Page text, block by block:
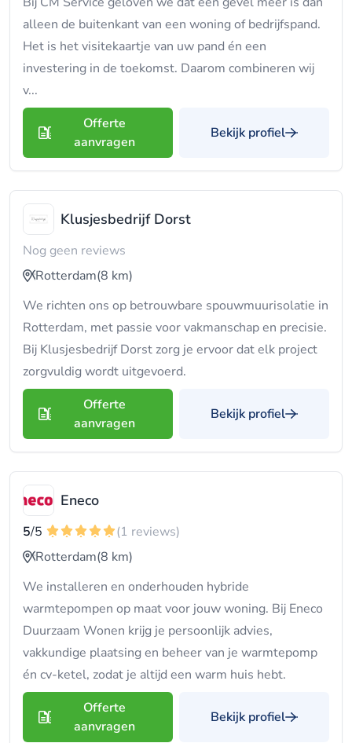
alleen de buitenkant van een woning of bedrijfspand.
Het is het visitekaartje van uw pand én een
investering in de toekomst. Daarom combineren wij
v...
Offerte
aanvragen
Bekijk profiel
Klusjesbedrijf Dorst
Nog geen reviews
Rotterdam(8 km)
We richten ons op betrouwbare spouwmuurisolatie in
Rotterdam, met passie voor vakmanschap en precisie.
Bij Klusjesbedrijf Dorst zorg je ervoor dat elk project
zorgvuldig wordt uitgevoerd.
Offerte
aanvragen
Bekijk profiel
Eneco
5/5
(1 reviews)
Rotterdam(8 km)
We installeren en onderhouden hybride
warmtepompen op maat voor jouw woning. Bij Eneco
Duurzaam Wonen krijg je persoonlijk advies,
vakkundige plaatsing en beheer van je warmtepomp
én cv-ketel, zodat je altijd een warm huis hebt.
Offerte
aanvragen
Bekijk profiel